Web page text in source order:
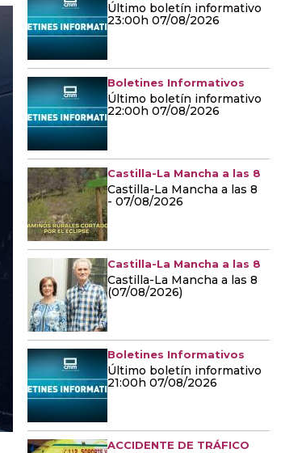
Último boletín informativo
23:00h 07/08/2026
Boletines Informativos
Último boletín informativo
22:00h 07/08/2026
Castilla-La Mancha a las 8
Castilla-La Mancha a las 8
- 07/08/2026
Castilla-La Mancha a las 8
Castilla-La Mancha a las 8
(07/08/2026)
Boletines Informativos
Último boletín informativo
21:00h 07/08/2026
ACCIDENTE DE TRÁFICO